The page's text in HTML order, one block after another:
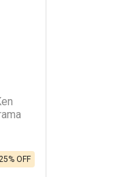
25% OFF